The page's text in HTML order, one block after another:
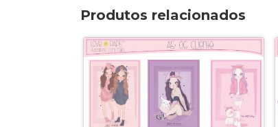
Produtos relacionados